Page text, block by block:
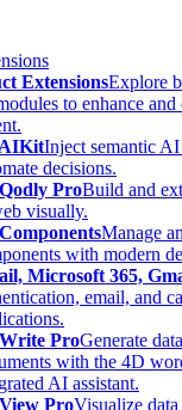
ExtensionsExplore
to enhance
Inject semantic
decisions.
ProBuild and
visually.
Manage
with modern
Microsoft 365,
email, and
ProGenerate
with the 4D
AI assistant.
ProVisualize